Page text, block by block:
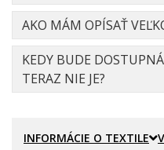
AKO MÁM OPÍSAŤ
KEDY BUDE
TERAZ NIE JE?
INFORMÁCIE O TEXTILE